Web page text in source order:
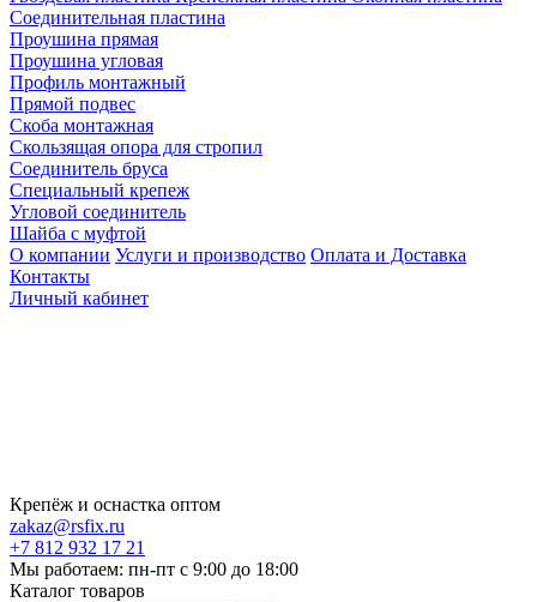
Соединительная пластина
Проушина прямая
Проушина угловая
Профиль монтажный
Прямой подвес
Скоба монтажная
Скользящая опора для стропил
Соединитель бруса
Специальный крепеж
Угловой соединитель
Шайба с муфтой
О компании Услуги и производство Оплата и Доставка
Контакты
Личный кабинет
Крепёж и оснастка оптом
zakaz@rsfix.ru
+7 812 932 17 21
Мы работаем: пн-пт c 9:00 до 18:00
Каталог товаров